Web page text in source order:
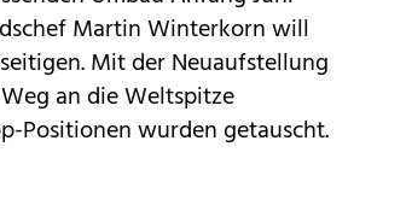
Martin Winterkorn will
Mit der Neuaufstellung
an die Weltspitze
Positionen wurden getauscht.